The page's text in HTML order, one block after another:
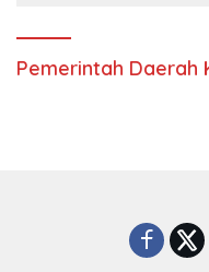
Pemerintah Daerah